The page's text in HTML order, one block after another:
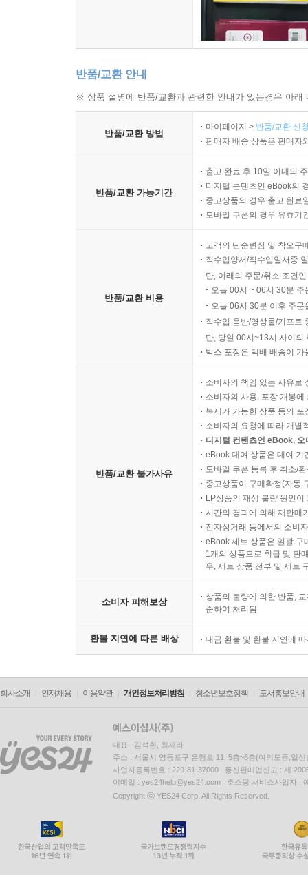
반품/교환 안내
※ 상품 설명에 반품/교환과 관련한 안내가 있는경우 아
반품/교환 방법
마이페이지 > 반품/교환 신
판매자 배송 상품은 판매자
반품/교환 가능기간
출고 완료 후 10일 이내의
디지털 콘텐츠인 eBook의
중고상품의 경우 출고 완료
모바일 쿠폰의 경우 유효기
반품/교환 비용
고객의 단순변심 및 착오구
직수입양서/직수입일서중
단, 아래의 주문/취소 조건
오늘 00시 ~ 06시 30분
오늘 06시 30분 이후 주
직수입 음반/영상물/기프트
단, 당일 00시~13시 사이의
박스 포장은 택배 배송이
반품/교환 불가사유
소비자의 책임 있는 사유로
소비자의 사용, 포장 개봉
복제가 가능한 상품 등의
소비자의 요청에 따라 개별
디지털 컨텐츠인 eBook,
eBook 대여 상품은 대여 기
모바일 쿠폰 등록 후 취소/
중고상품이 구매확정(자동
LP상품의 재생 불량 원인
시간의 경과에 의해 재판매
전자상거래 등에서의 소비
eBook 세트 상품은 일괄 구
1개의 상품으로 취급 및 판
우, 세트 상품 전부 및 세트
소비자 피해보상
상품의 불량에 의한 반품,
준하여 처리됨
환불 지연에 따른 배상 대금 환불 및 환불 지연에
회사소개 인재채용 이용약관 개인정보처리방침 청소년보호정책 도서홍보안내
대표 : 김석환, 최세라
주소 : 서울시 영등포구 은행로 11, 5층~6층(여의도동,일신
사업자등록번호 : 229-81-37000 통신판매업신고 : 제
이메일 : yes24help@yes24.com 호스팅 서비스사업자 :
Copyright ⓒ YES24 Corp. All Rights Reserved.